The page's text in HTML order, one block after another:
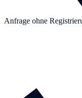
Anfrage ohne